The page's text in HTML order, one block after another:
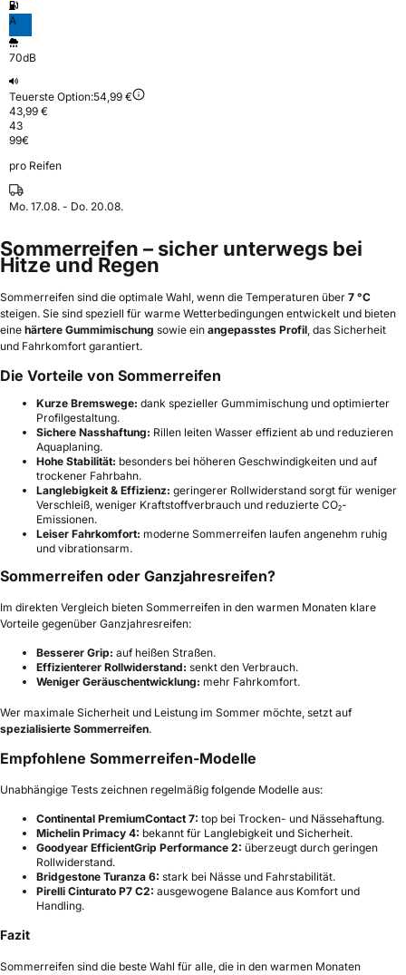
A
70dB
Teuerste Option:54,99 €
43,99 €
43
99€
pro Reifen
Mo. 17.08. - Do. 20.08.
Sommerreifen – sicher unterwegs bei
Hitze und Regen
Sommerreifen sind die optimale Wahl, wenn die Temperaturen über 7 °C
steigen. Sie sind speziell für warme Wetterbedingungen entwickelt und bieten
eine härtere Gummimischung sowie ein angepasstes Profil, das Sicherheit
und Fahrkomfort garantiert.
Die Vorteile von Sommerreifen
Kurze Bremswege: dank spezieller Gummimischung und optimierter
Profilgestaltung.
Sichere Nasshaftung: Rillen leiten Wasser effizient ab und reduzieren
Aquaplaning.
Hohe Stabilität: besonders bei höheren Geschwindigkeiten und auf
trockener Fahrbahn.
Langlebigkeit & Effizienz: geringerer Rollwiderstand sorgt für weniger
Verschleiß, weniger Kraftstoffverbrauch und reduzierte CO₂-
Emissionen.
Leiser Fahrkomfort: moderne Sommerreifen laufen angenehm ruhig
und vibrationsarm.
Sommerreifen oder Ganzjahresreifen?
Im direkten Vergleich bieten Sommerreifen in den warmen Monaten klare
Vorteile gegenüber Ganzjahresreifen:
Besserer Grip: auf heißen Straßen.
Effizienterer Rollwiderstand: senkt den Verbrauch.
Weniger Geräuschentwicklung: mehr Fahrkomfort.
Wer maximale Sicherheit und Leistung im Sommer möchte, setzt auf
spezialisierte Sommerreifen.
Empfohlene Sommerreifen-Modelle
Unabhängige Tests zeichnen regelmäßig folgende Modelle aus:
Continental PremiumContact 7: top bei Trocken- und Nässehaftung.
Michelin Primacy 4: bekannt für Langlebigkeit und Sicherheit.
Goodyear EfficientGrip Performance 2: überzeugt durch geringen
Rollwiderstand.
Bridgestone Turanza 6: stark bei Nässe und Fahrstabilität.
Pirelli Cinturato P7 C2: ausgewogene Balance aus Komfort und
Handling.
Fazit
Sommerreifen sind die beste Wahl für alle, die in den warmen Monaten